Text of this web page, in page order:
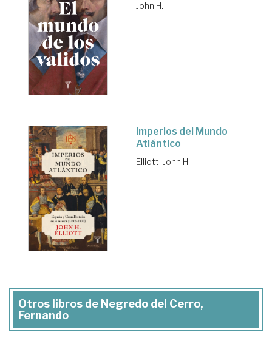
John H.
Imperios del Mundo
Atlántico
Elliott, John H.
Otros libros de Negredo del Cerro,
Fernando